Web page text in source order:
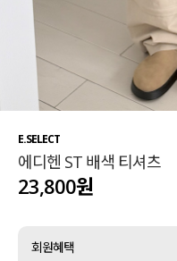
하객룩
살안타템
110사이즈
티셔츠
셔츠
E.SELECT
에디헨 ST 배색 티셔츠
23,800원
회원혜택